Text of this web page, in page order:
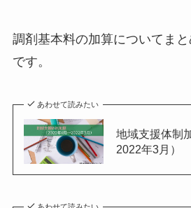
調剤基本料の加算についてま
です。
あわせて読みたい
地域支援体制
2022年3月）